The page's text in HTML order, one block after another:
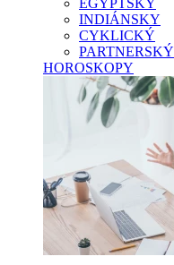
EGYPTSKÝ
INDIÁNSKY
CYKLICKÝ
PARTNERSKÝ
HOROSKOPY